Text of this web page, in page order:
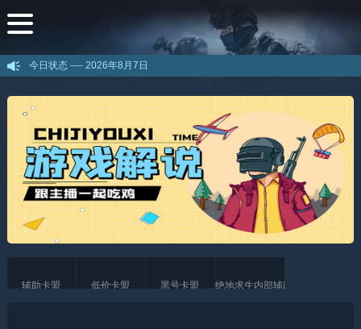
今日状态 ----2026年8月7日
辅助卡盟 低价卡盟 黑号卡盟 绝地求生内部辅助